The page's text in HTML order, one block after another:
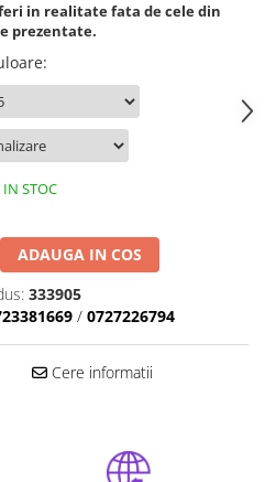
in realitate fata de cele din
prezentate.
:
IN STOC
ADAUGA IN COS
333905
/ 0727226794
Cere informatii